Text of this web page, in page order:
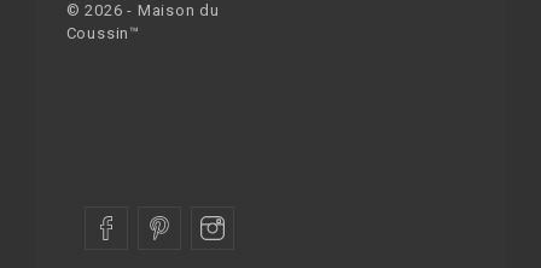
© 2026 - Maison du
Coussin™